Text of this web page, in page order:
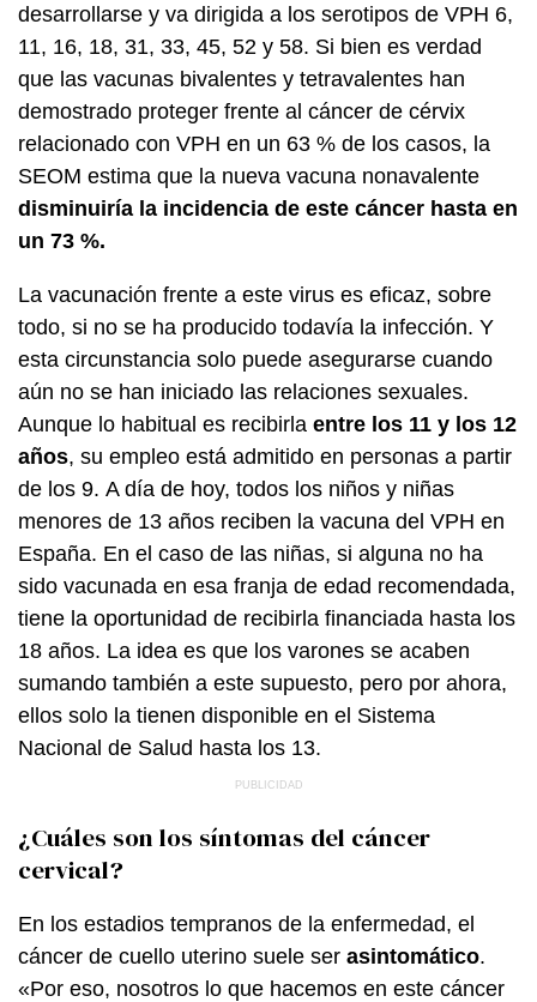
desarrollarse y va dirigida a los serotipos de VPH 6,
11, 16, 18, 31, 33, 45, 52 y 58. Si bien es verdad
que las vacunas bivalentes y tetravalentes han
demostrado proteger frente al cáncer de cérvix
relacionado con VPH en un 63 % de los casos, la
SEOM estima que la nueva vacuna nonavalente
disminuiría la incidencia de este cáncer hasta en
un 73 %.
La vacunación frente a este virus es eficaz, sobre
todo, si no se ha producido todavía la infección. Y
esta circunstancia solo puede asegurarse cuando
aún no se han iniciado las relaciones sexuales.
Aunque lo habitual es recibirla entre los 11 y los 12
años, su empleo está admitido en personas a partir
de los 9. A día de hoy, todos los niños y niñas
menores de 13 años reciben la vacuna del VPH en
España. En el caso de las niñas, si alguna no ha
sido vacunada en esa franja de edad recomendada,
tiene la oportunidad de recibirla financiada hasta los
18 años. La idea es que los varones se acaben
sumando también a este supuesto, pero por ahora,
ellos solo la tienen disponible en el Sistema
Nacional de Salud hasta los 13.
¿Cuáles son los síntomas del cáncer
cervical?
En los estadios tempranos de la enfermedad, el
cáncer de cuello uterino suele ser asintomático.
«Por eso, nosotros lo que hacemos en este cáncer